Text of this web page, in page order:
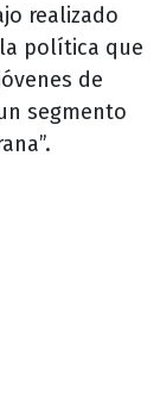
realizado
política que
de
segmento